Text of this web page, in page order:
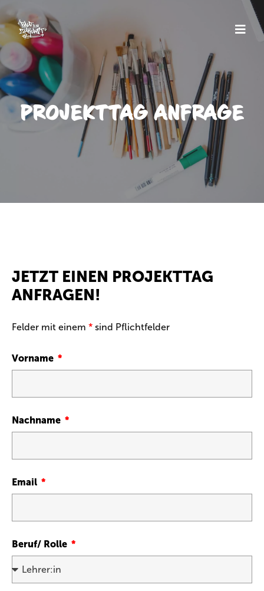
PROJEKTTAG ANFRAGE
JETZT EINEN PROJEKTTAG
ANFRAGEN!
Felder mit einem * sind Pflichtfelder
Vorname
Nachname
Email
Beruf/ Rolle